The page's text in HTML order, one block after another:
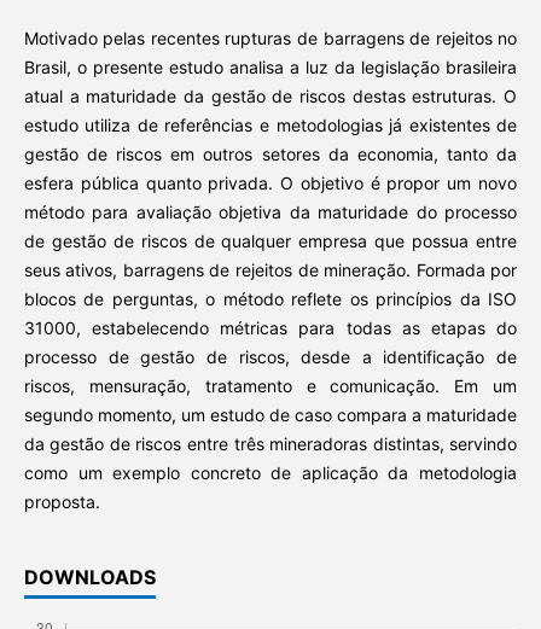
Motivado pelas recentes rupturas de barragens de rejeitos no
Brasil, o presente estudo analisa a luz da legislação brasileira
atual a maturidade da gestão de riscos destas estruturas. O
estudo utiliza de referências e metodologias já existentes de
gestão de riscos em outros setores da economia, tanto da
esfera pública quanto privada. O objetivo é propor um novo
método para avaliação objetiva da maturidade do processo
de gestão de riscos de qualquer empresa que possua entre
seus ativos, barragens de rejeitos de mineração. Formada por
blocos de perguntas, o método reflete os princípios da ISO
31000, estabelecendo métricas para todas as etapas do
processo de gestão de riscos, desde a identificação de
riscos, mensuração, tratamento e comunicação. Em um
segundo momento, um estudo de caso compara a maturidade
da gestão de riscos entre três mineradoras distintas, servindo
como um exemplo concreto de aplicação da metodologia
proposta.
DOWNLOADS